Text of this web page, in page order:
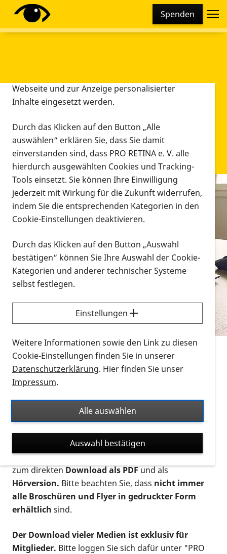
Spenden
Infomaterial
Infomaterial
Vorlesen
Alle Infomaterialien in verschiedenen
Formaten an einem Ort
Sie möchten wissen, wie Sie nach Infonmaterial
suchen und dieses bestellen bzw. herunterladen
können? Schauen Sie sich dieErklärvideos zum
Thema Infomaterial auf der PRO RETINA-Website
für blinde und sehbehinderte Menschen an.
Auf dieser Seite finden Sie sämtliches Infomaterial
Ort. Nutzen Sie den Formatfilter, um ausschließlich
nach Flyern und Broschüren, Audios oder Videos zu
suchen. Die meisten Flyer und Broschüren werden in
verschiedenen Formaten angeboten: zur
postalischen Bestellung als gedruckte Variante
zum direktenDownload als PDFund als
Hörversion. Bitte beachten Sie, dass nicht immer
alle Broschüren und Flyer in gedruckter Form
erhältlich sind.
Der Download vieler Medien ist exklusiv für
Mitglieder. Bitte loggen Sie sich dafür unter "PRO
Diese Webseite setzt verschiedene Cookies und
Tracking-Tools ein. Dies beinhaltet Cookies und
Webseite und zur Anzeige personalisierter
Inhalte eingesetzt werden.
Durch das Klicken auf den Button „Alle
auswählen“ erklären Sie, dass Sie damit
einverstanden sind, dass PRO RETINA e. V. alle
hierdurch ausgewählten Cookies und Tracking-
Tools einsetzt. Sie können Ihre Einwilligung
jederzeit mit Wirkung für die Zukunft widerrufen,
indem Sie die entsprechenden Kategorien in den
Cookie-Einstellungen deaktivieren.
Durch das Klicken auf den Button „Auswahl
bestätigen“ können Sie Ihre Auswahl der Cookie-
Kategorien und anderer technischer Systeme
selbst festlegen.
Einstellungen
Weitere Informationen sowie den Link zu diesen
Cookie-Einstellungen finden Sie in unserer
Datenschutzerklärung. Hier finden Sie unser
Impressum.
Alle auswählen
Auswahl bestätigen